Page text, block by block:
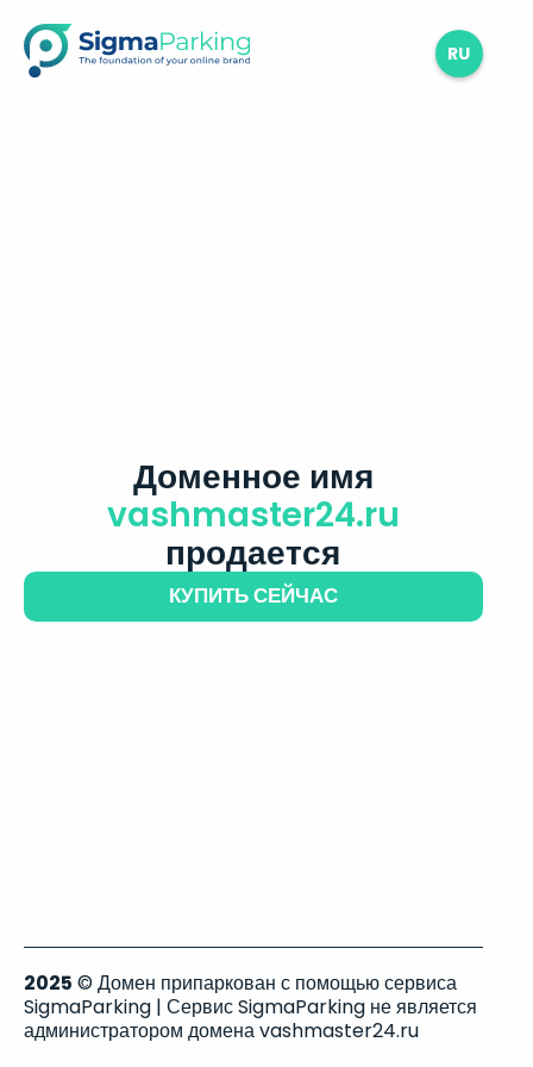
RU
Доменное имя
vashmaster24.ru
продается
КУПИТЬ СЕЙЧАС
2025 © Домен припаркован с помощью сервиса
SigmaParking | Сервис SigmaParking не является
администратором домена vashmaster24.ru